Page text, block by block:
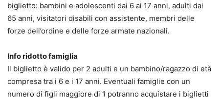
biglietto: bambini e adolescenti dai 6 ai 17 anni, adulti dai
65 anni, visitatori disabili con assistente, membri delle
forze dell’ordine e delle forze armate nazionali.
Info ridotto famiglia
Il biglietto è valido per 2 adulti e un bambino/ragazzo di età
compresa tra i 6 e i 17 anni. Eventuali famiglie con un
numero di figli maggiore di 1 potranno acquistare i biglietti